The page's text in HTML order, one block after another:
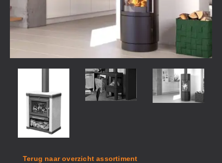
Terug naar overzicht assortiment